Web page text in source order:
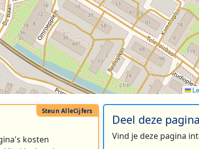
kosten
Deel deze pagina
Vind je deze pagina